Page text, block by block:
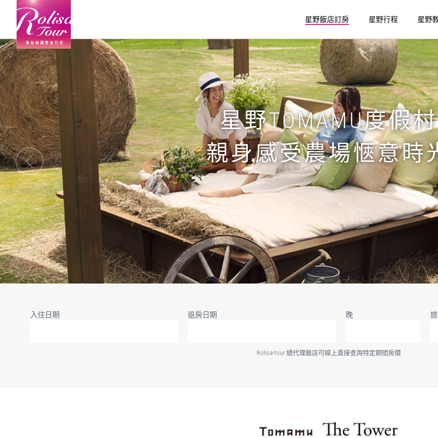
星野飯店訂房 星野行程 星野
星野TOMAMU度假村
親身感受農場愜意時
入住日期 退房日期 晚
Rolisa-tour 總代理飯店可線上直接查詢特定期間房價